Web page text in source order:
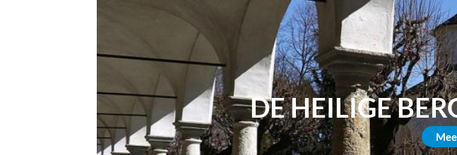
DE HEILIGE